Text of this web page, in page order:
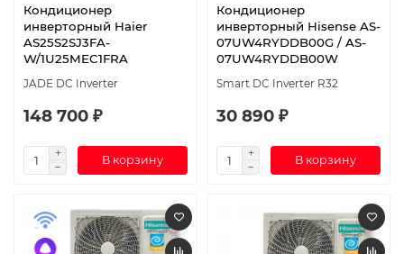
Кондиционер
инверторный Haier
AS25S2SJ3FA-
W/1U25MEC1FRA
JADE DC Inverter
148 700 ₽
В корзину
Кондиционер
инверторный Hisense AS-
07UW4RYDDB00G / AS-
07UW4RYDDB00W
Smart DC Inverter R32
30 890 ₽
В корзину